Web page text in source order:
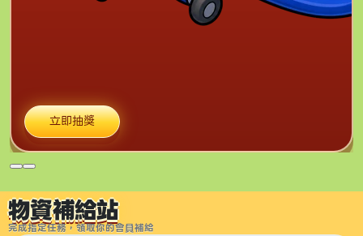
立即抽獎
物資補給站
完成指定任務，領取你的會員補給